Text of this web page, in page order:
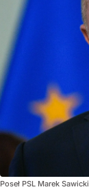
Poseł PSL Marek Sawicki